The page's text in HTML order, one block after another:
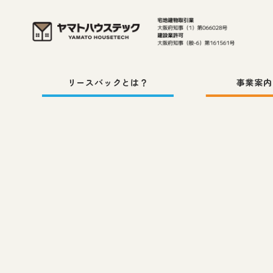
リースバックとは？ 事業案内